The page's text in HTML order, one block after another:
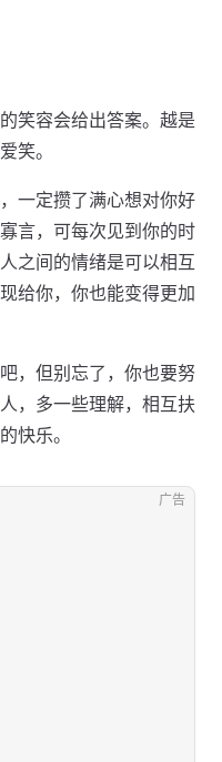
笑容会给出答案。越是
笑。
一定攒了满心想对你好
言，可每次见到你的时
之间的情绪是可以相互
给你，你也能变得更加
，但别忘了，你也要努
，多一些理解，相互扶
快乐。
广告